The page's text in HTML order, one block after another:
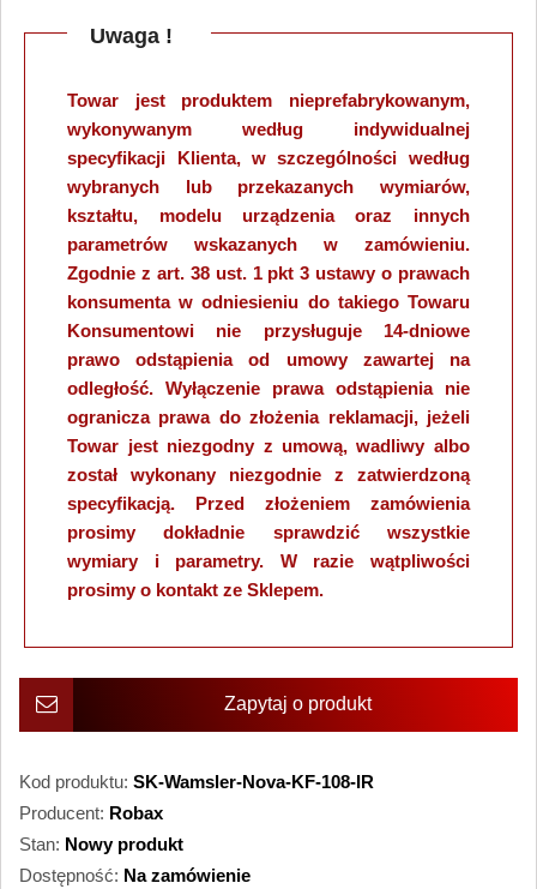
Uwaga !
Towar jest produktem nieprefabrykowanym,
wykonywanym według indywidualnej
specyfikacji Klienta, w szczególności według
wybranych lub przekazanych wymiarów,
kształtu, modelu urządzenia oraz innych
parametrów wskazanych w zamówieniu.
Zgodnie z art. 38 ust. 1 pkt 3 ustawy o prawach
konsumenta w odniesieniu do takiego Towaru
Konsumentowi nie przysługuje 14-dniowe
prawo odstąpienia od umowy zawartej na
odległość. Wyłączenie prawa odstąpienia nie
ogranicza prawa do złożenia reklamacji, jeżeli
Towar jest niezgodny z umową, wadliwy albo
został wykonany niezgodnie z zatwierdzoną
specyfikacją. Przed złożeniem zamówienia
prosimy dokładnie sprawdzić wszystkie
wymiary i parametry. W razie wątpliwości
prosimy o kontakt ze Sklepem.
Zapytaj o produkt
Kod produktu: SK-Wamsler-Nova-KF-108-IR
Producent: Robax
Stan: Nowy produkt
Dostępność: Na zamówienie